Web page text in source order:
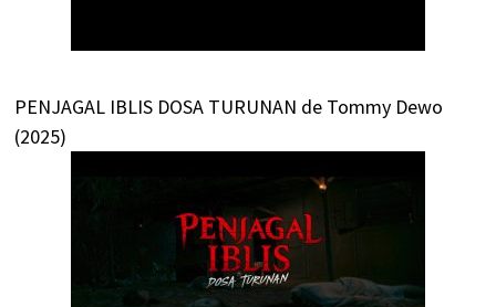
PENJAGAL IBLIS DOSA TURUNAN de Tommy Dewo
(2025)